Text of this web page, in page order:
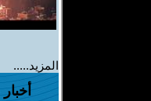
المزيد.....